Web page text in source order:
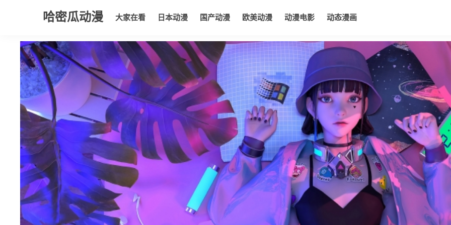
哈密瓜动漫 大家在看 日本动漫 国产动漫 欧美动漫 动漫电影 动态漫画
大家在看 日本动漫 国产动漫 欧美动漫 动漫电影 动态漫画